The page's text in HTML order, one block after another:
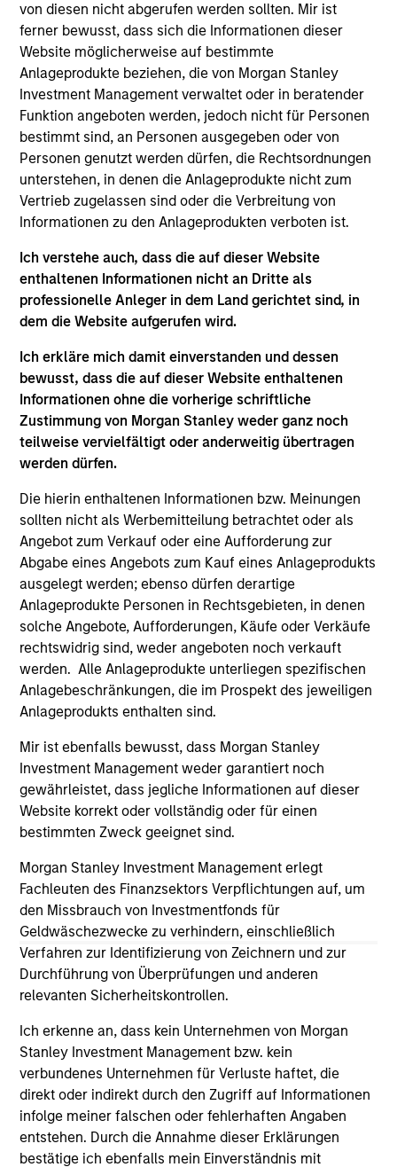
von diesen nicht abgerufen werden sollten. Mir ist
ferner bewusst, dass sich die Informationen dieser
Website möglicherweise auf bestimmte
Anlageprodukte beziehen, die von Morgan Stanley
Investment Management verwaltet oder in beratender
Funktion angeboten werden, jedoch nicht für Personen
bestimmt sind, an Personen ausgegeben oder von
Personen genutzt werden dürfen, die Rechtsordnungen
unterstehen, in denen die Anlageprodukte nicht zum
Vertrieb zugelassen sind oder die Verbreitung von
Informationen zu den Anlageprodukten verboten ist.
Ich verstehe auch, dass die auf dieser Website
enthaltenen Informationen nicht an Dritte als
professionelle Anleger in dem Land gerichtet sind, in
dem die Website aufgerufen wird.
Ich erkläre mich damit einverstanden und dessen
bewusst, dass die auf dieser Website enthaltenen
Informationen ohne die vorherige schriftliche
Zustimmung von Morgan Stanley weder ganz noch
teilweise vervielfältigt oder anderweitig übertragen
werden dürfen.
Die hierin enthaltenen Informationen bzw. Meinungen
sollten nicht als Werbemitteilung betrachtet oder als
Angebot zum Verkauf oder eine Aufforderung zur
Abgabe eines Angebots zum Kauf eines Anlageprodukts
ausgelegt werden; ebenso dürfen derartige
Anlageprodukte Personen in Rechtsgebieten, in denen
solche Angebote, Aufforderungen, Käufe oder Verkäufe
rechtswidrig sind, weder angeboten noch verkauft
werden. Alle Anlageprodukte unterliegen spezifischen
Anlagebeschränkungen, die im Prospekt des jeweiligen
Anlageprodukts enthalten sind.
Mir ist ebenfalls bewusst, dass Morgan Stanley
Investment Management weder garantiert noch
gewährleistet, dass jegliche Informationen auf dieser
Website korrekt oder vollständig oder für einen
bestimmten Zweck geeignet sind.
Morgan Stanley Investment Management erlegt
Fachleuten des Finanzsektors Verpflichtungen auf, um
den Missbrauch von Investmentfonds für
Geldwäschezwecke zu verhindern, einschließlich
Verfahren zur Identifizierung von Zeichnern und zur
Durchführung von Überprüfungen und anderen
relevanten Sicherheitskontrollen.
Ich erkenne an, dass kein Unternehmen von Morgan
Stanley Investment Management bzw. kein
verbundenes Unternehmen für Verluste haftet, die
direkt oder indirekt durch den Zugriff auf Informationen
infolge meiner falschen oder fehlerhaften Angaben
entstehen. Durch die Annahme dieser Erklärungen
bestätige ich ebenfalls mein Einverständnis mit
Mitsubishi UFJ Asset Management Co., Ltd. (MUAM)
and has more than 15 years of investment &
research experience. After he joined Mitsubishi UFJ
Asset Management Co., Ltd. (present MUAM) in
2007 and engaged in product planning for 3 years,
he started his career of investment & research in
2010 at Mitsubishi UFJ Asset Management (UK) Ltd
(MUAMUK). He spent 2 years in MUAMUK as an
Assistant Fund Manager and returned to MUAM in
2013 as a Fund Manager with responsibility for
Japanese equity fund since 2014. He holds B.A. in
Chartered Member of the Security Analysts
Association of Japan (CMA).
Japanese Equity Team
Japanese Value Equity Strategy
Invests in Japanese equities with market
million, seeking to identify undervalued,
quality companies that trade at a
substantial discount to their long-term
intrinsic value.
May not represent all Team Members.
The information on this page is for informational
purposes only. The information contained herein does
not constitute and should not be construed as an
offering of advisory services or an offer to sell or a
solicitation of an offer to buy any securities in any
jurisdiction in which such offer or solicitation,
purchase or sale would be unlawful under the
securities, insurance or other laws of such jurisdiction.
All investing involves risks, including a loss of principal.
Please refer to the strategy detail page for important
information on the strategy, including additional risk
considerations.
Morgan Stanley